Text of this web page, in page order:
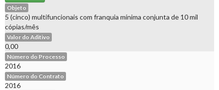
Objeto
5 (cinco) multifuncionais com franquia mínima conjunta de 10 mil
cópias/mês
Valor do Aditivo
0,00
Número do Processo
2016
Número do Contrato
2016